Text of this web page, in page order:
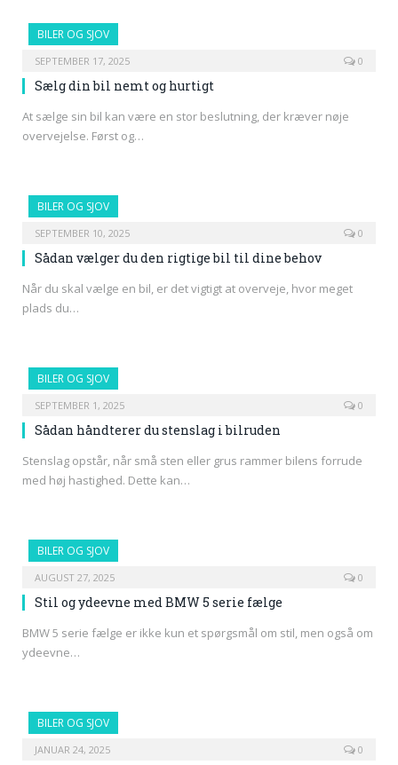
BILER OG SJOV
SEPTEMBER 17, 2025 0
Sælg din bil nemt og hurtigt
At sælge sin bil kan være en stor beslutning, der kræver nøje
overvejelse. Først og…
BILER OG SJOV
SEPTEMBER 10, 2025 0
Sådan vælger du den rigtige bil til dine behov
Når du skal vælge en bil, er det vigtigt at overveje, hvor meget
plads du…
BILER OG SJOV
SEPTEMBER 1, 2025 0
Sådan håndterer du stenslag i bilruden
Stenslag opstår, når små sten eller grus rammer bilens forrude
med høj hastighed. Dette kan…
BILER OG SJOV
AUGUST 27, 2025 0
Stil og ydeevne med BMW 5 serie fælge
BMW 5 serie fælge er ikke kun et spørgsmål om stil, men også om
ydeevne…
BILER OG SJOV
JANUAR 24, 2025 0